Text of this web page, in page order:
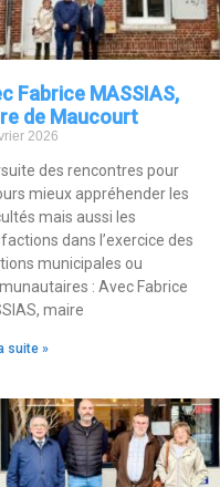
Fabrice MASSIAS,
de Maucourt
2026
des rencontres pour
mieux appréhender les
mais aussi les
dans l’exercice des
municipales ou
: Avec Fabrice
maire
suite »